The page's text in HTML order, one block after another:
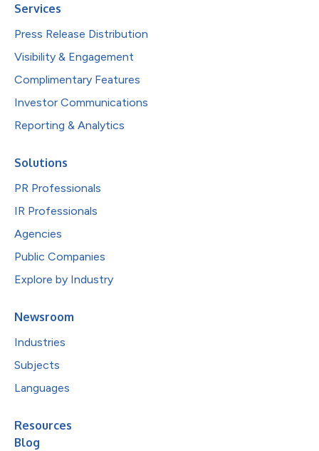
Services
Press Release Distribution
Visibility & Engagement
Complimentary Features
Investor Communications
Reporting & Analytics
Solutions
PR Professionals
IR Professionals
Agencies
Public Companies
Explore by Industry
Newsroom
Industries
Subjects
Languages
Resources
Blog